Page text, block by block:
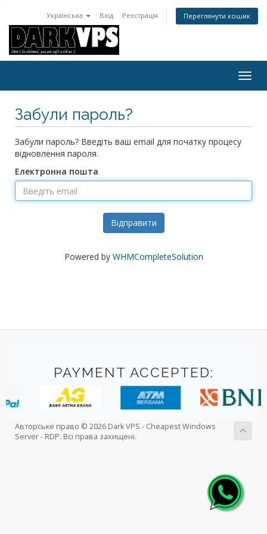
Українська Вхід Реєстрація Переглянути кошик
Забули пароль?
Забули пароль? Введіть ваш email для початку процесу
відновлення пароля.
Електронна пошта
Відправити
Powered by WHMCompleteSolution
PAYMENT ACCEPTED:
Авторське право © 2026 Dark VPS - Cheapest Windows
Server - RDP. Всі права захищені.